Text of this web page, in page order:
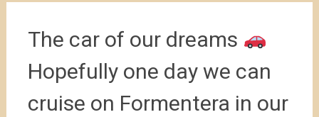
The car of our dreams
Hopefully one day we can
cruise on Formentera in our